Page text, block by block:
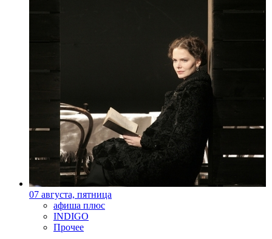
07 августа, пятница
афиша плюс
INDIGO
Прочее